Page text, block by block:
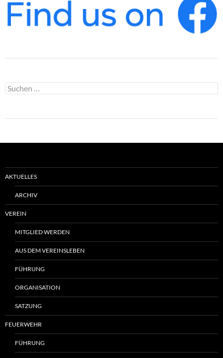
Suchen
nach:
AKTUELLES
ARCHIV
VEREIN
MITGLIED WERDEN
AUS DEM VEREINSLEBEN
FÜHRUNG
ORGANISATION
SATZUNG
FEUERWEHR
FÜHRUNG